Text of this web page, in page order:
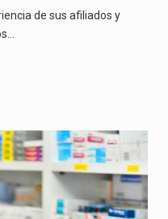
de sus afiliados y